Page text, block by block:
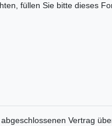
füllen Sie bitte dieses
Vertrag